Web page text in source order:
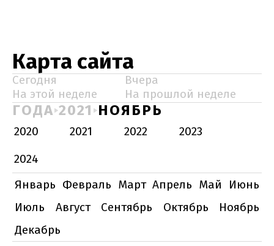
Карта сайта
Сегодня
Вчера
На этой неделе
На прошлой неделе
ГОДА 2021 НОЯБРЬ
2020 2021 2022
2023
2024
Январь Февраль Март Апрель Май
Июнь
Июль
Август Сентябрь Октябрь
Ноябрь
Декабрь